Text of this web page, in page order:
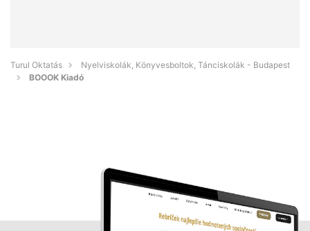
Turul Oktatás
Nyelviskolák, Könyvesboltok, Tánciskolák - Budapest
BOOOK Kiadó